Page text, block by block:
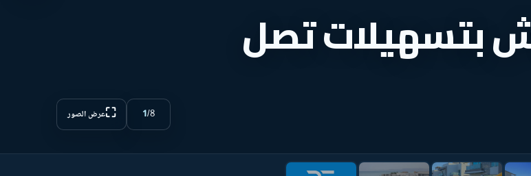
بتسهيلات تصل
1/8
⛶عرض الصور